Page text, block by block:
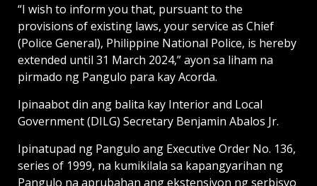
“I wish to inform you that, pursuant to the
provisions of existing laws, your service as Chief
(Police General), Philippine National Police, is hereby
extended until 31 March 2024,” ayon sa liham na
pirmado ng Pangulo para kay Acorda.
Ipinaabot din ang balita kay Interior and Local
Government (DILG) Secretary Benjamin Abalos Jr.
Ipinatupad ng Pangulo ang Executive Order No. 136,
series of 1999, na kumikilala sa kapangyarihan ng
Pangulo na aprubahan ang ekstensiyon ng serbisyo